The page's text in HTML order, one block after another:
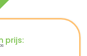
prijs: